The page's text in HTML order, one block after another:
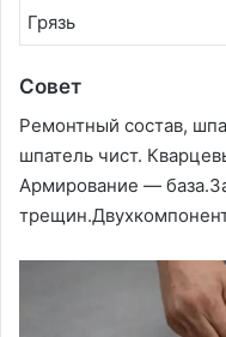
Грязь
Совет
Ремонтный состав,
шпатель чист.
Армирование —